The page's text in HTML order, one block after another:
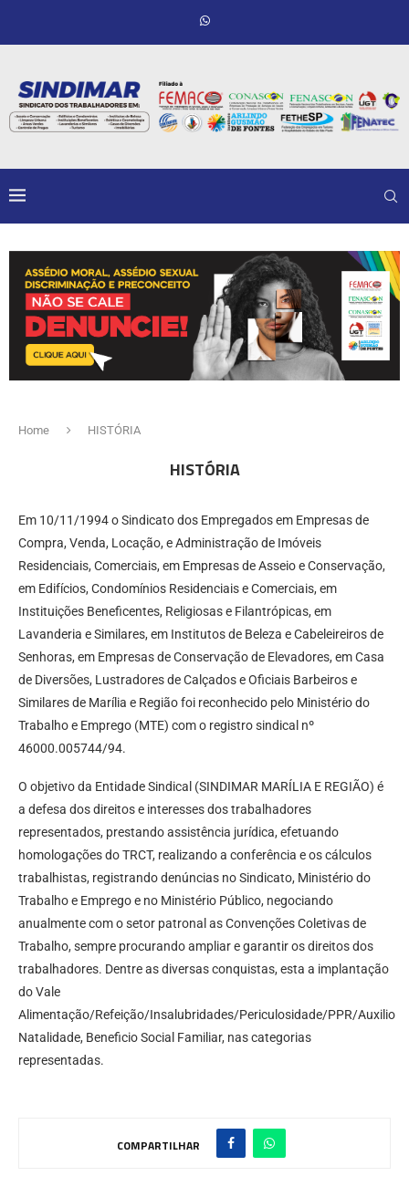
Home HISTÓRIA
HISTÓRIA
Em 10/11/1994 o Sindicato dos Empregados em Empresas de
Compra, Venda, Locação, e Administração de Imóveis
Residenciais, Comerciais, em Empresas de Asseio e Conservação,
em Edifícios, Condomínios Residenciais e Comerciais, em
Instituições Beneficentes, Religiosas e Filantrópicas, em
Lavanderia e Similares, em Institutos de Beleza e Cabeleireiros de
Senhoras, em Empresas de Conservação de Elevadores, em Casa
de Diversões, Lustradores de Calçados e Oficiais Barbeiros e
Similares de Marília e Região foi reconhecido pelo Ministério do
Trabalho e Emprego (MTE) com o registro sindical nº
46000.005744/94.
O objetivo da Entidade Sindical (SINDIMAR MARÍLIA E REGIÃO) é
a defesa dos direitos e interesses dos trabalhadores
representados, prestando assistência jurídica, efetuando
homologações do TRCT, realizando a conferência e os cálculos
trabalhistas, registrando denúncias no Sindicato, Ministério do
Trabalho e Emprego e no Ministério Público, negociando
anualmente com o setor patronal as Convenções Coletivas de
Trabalho, sempre procurando ampliar e garantir os direitos dos
trabalhadores. Dentre as diversas conquistas, esta a implantação
do Vale
Alimentação/Refeição/Insalubridades/Periculosidade/PPR/Auxilio
Natalidade, Beneficio Social Familiar, nas categorias
representadas.
COMPARTILHAR